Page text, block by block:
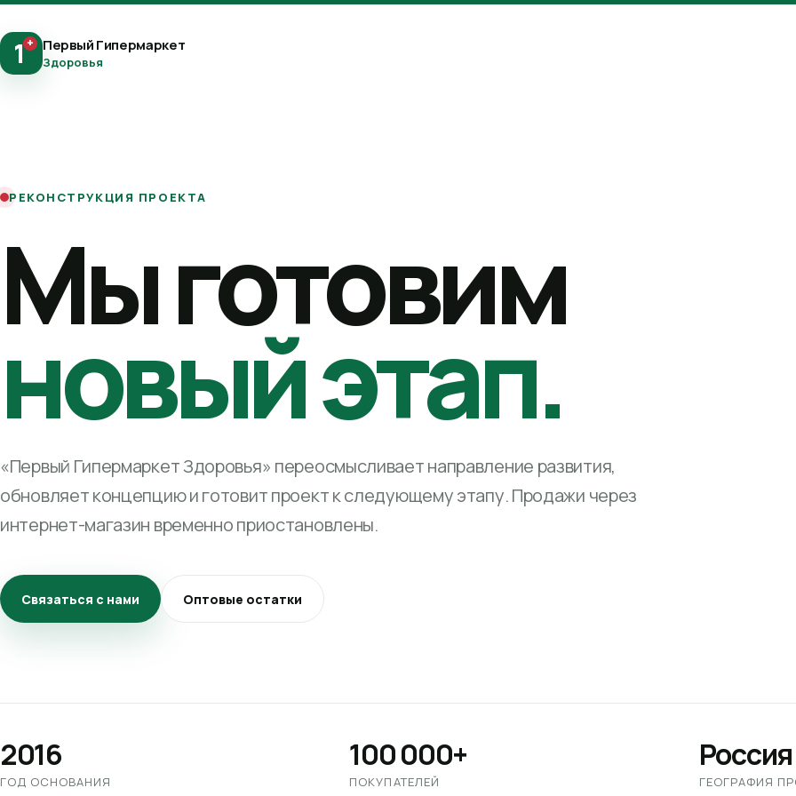
1+ Первый Гипермаркет
Здоровья
РЕКОНСТРУКЦИЯ ПРОЕКТА
Мы готовим
новый этап.
«Первый Гипермаркет Здоровья» переосмысливает направление развития,
обновляет концепцию и готовит проект к следующему этапу. Продажи через
интернет-магазин временно приостановлены.
Связаться с нами Оптовые остатки
2016
ГОД ОСНОВАНИЯ
100 000+
ПОКУПАТЕЛЕЙ
Россия
ГЕОГРАФИЯ